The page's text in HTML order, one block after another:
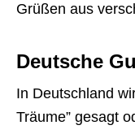
Grüßen aus
Deutsche
In Deutschland
Träume” gesagt